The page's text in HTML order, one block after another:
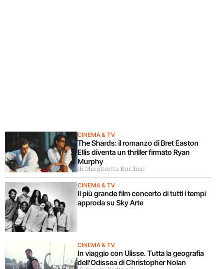
CINEMA & TV
The Shards: il romanzo di Bret Easton
Ellis diventa un thriller firmato Ryan
Murphy
di Margherita Bordino
CINEMA & TV
Il più grande film concerto di tutti i tempi
approda su Sky Arte
CINEMA & TV
In viaggio con Ulisse. Tutta la geografia
dell’Odissea di Christopher Nolan